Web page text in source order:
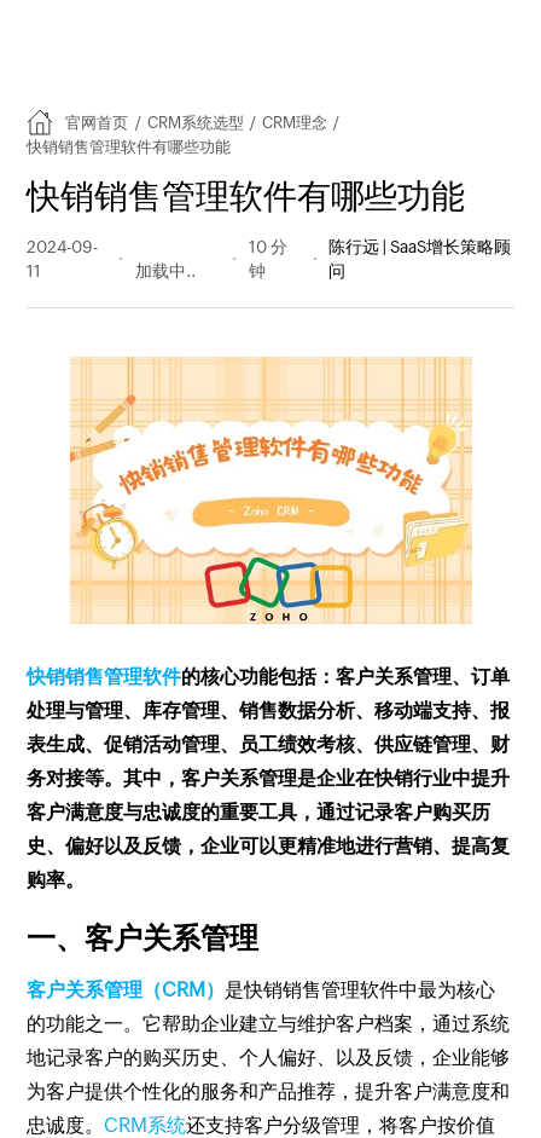
官网首页 / CRM系统选型 / CRM理念 /
快销销售管理软件有哪些功能
快销销售管理软件有哪些功能
2024-09-
11
量
10 分
钟
陈行远 | SaaS增长策略顾
问
快销销售管理软件的核心功能包括：客户关系管理、订单
处理与管理、库存管理、销售数据分析、移动端支持、报
表生成、促销活动管理、员工绩效考核、供应链管理、财
务对接等。其中，客户关系管理是企业在快销行业中提升
客户满意度与忠诚度的重要工具，通过记录客户购买历
史、偏好以及反馈，企业可以更精准地进行营销、提高复
购率。
一、客户关系管理
客户关系管理（CRM） 是快销销售管理软件中最为核心
的功能之一。它帮助企业建立与维护客户档案，通过系统
地记录客户的购买历史、个人偏好、以及反馈，企业能够
为客户提供个性化的服务和产品推荐，提升客户满意度和
忠诚度。 CRM系统还支持客户分级管理，将客户按价值